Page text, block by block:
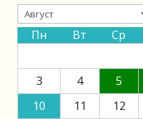
Пн Вт Ср
3
4 5
10
11 12